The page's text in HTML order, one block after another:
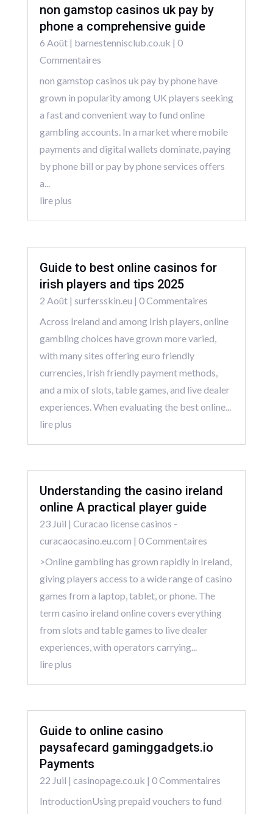
non gamstop casinos uk pay by
phone a comprehensive guide
6 Août| barnestennisclub.co.uk | 0
Commentaires
non gamstop casinos uk pay by phone have
grown in popularity among UK players seeking
a fast and convenient way to fund online
gambling accounts. In a market where mobile
payments and digital wallets dominate, paying
by phone bill or pay by phone services offers
a...
lire plus
Guide to best online casinos for
irish players and tips 2025
2 Août| surfersskin.eu | 0 Commentaires
Across Ireland and among Irish players, online
gambling choices have grown more varied,
with many sites offering euro friendly
currencies, Irish friendly payment methods,
and a mix of slots, table games, and live dealer
experiences. When evaluating the best online...
lire plus
Understanding the casino ireland
online A practical player guide
23 Juil | Curacao license casinos -
curacaocasino.eu.com | 0 Commentaires
>Online gambling has grown rapidly in Ireland,
giving players access to a wide range of casino
games from a laptop, tablet, or phone. The
term casino ireland online covers everything
from slots and table games to live dealer
experiences, with operators carrying...
lire plus
Guide to online casino
paysafecard gaminggadgets.io
Payments
22 Juil | casinopage.co.uk | 0 Commentaires
IntroductionUsing prepaid vouchers to fund